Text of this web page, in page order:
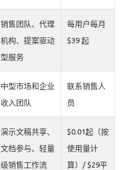
销售团队、代理
机构、提案驱动
型服务
每用户每月
$39 起
中型市场和企业
收入团队
联系销售人
员
演示文稿共享、
文档参与、轻量
级销售工作流
$0.01起（按
使用量计
算）/ $29平